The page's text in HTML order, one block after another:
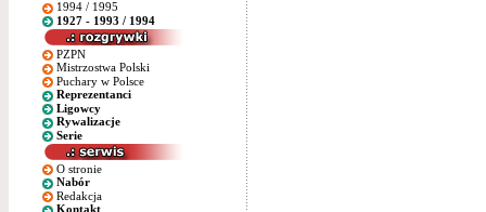
1994 / 1995
1927 - 1993 / 1994
PZPN
Mistrzostwa Polski
Puchary w Polsce
Reprezentanci
Ligowcy
Rywalizacje
Serie
O stronie
Nabór
Redakcja
Kontakt